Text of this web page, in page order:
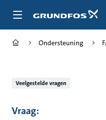
naar
Ondersteuning
Veelgestelde vragen
Vraag: